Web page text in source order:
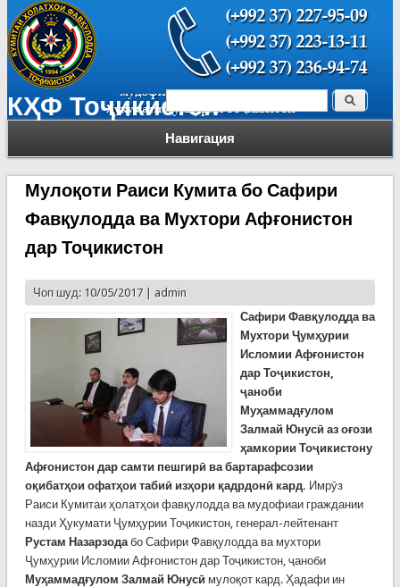
КҲФ Тоҷикистон
Навигация
Форма поиска Поиск
Мулоқоти Раиси Кумита бо Сафири
Фавқулодда ва Мухтори Афғонистон
дар Тоҷикистон
Чоп шуд: 10/05/2017 | admin
Сафири Фавқулодда ва
Мухтори Ҷумҳурии
Исломии Афғонистон
дар Тоҷикистон,
ҷаноби
Муҳаммадғулом
Залмай Юнусӣ аз оғози
ҳамкории Тоҷикистону
Афғонистон дар самти пешгирӣ ва бартарафсозии
оқибатҳои офатҳои табиӣ изҳори қадрдонӣ кард. Имрӯз
Раиси Кумитаи ҳолатҳои фавқулодда ва мудофиаи граждании
назди Ҳукумати Ҷумҳурии Тоҷикистон, генерал-лейтенант
Рустам Назарзодабо Сафири Фавқулодда ва мухтори
Ҷумҳурии Исломии Афғонистон дар Тоҷикистон, ҷаноби
Муҳаммадғулом Залмай Юнусӣ мулоқот кард. Ҳадафи ин